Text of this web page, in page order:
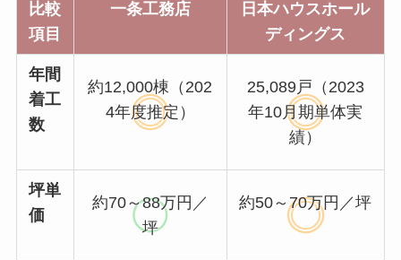
比較
項目
一条工務店
日本ハウスホール
ディングス
年間
着工
数
約12,000棟（202
4年度推定）
25,089戸（2023
年10月期単体実
績）
坪単
価
約70～88万円／
坪
約50～70万円／坪